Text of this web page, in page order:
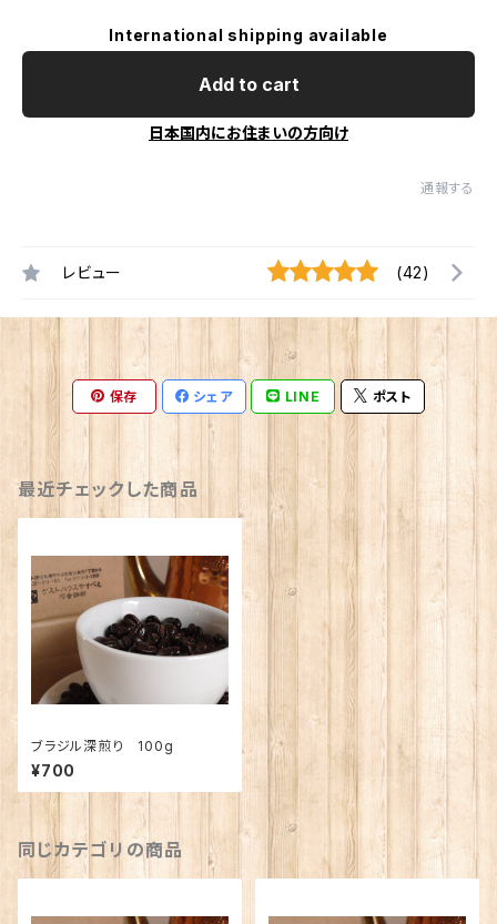
International shipping available
Add to cart
日本国内にお住まいの方向け
通報する
レビュー (42)
保存 シェア LINE ポスト
最近チェックした商品
ブラジル深煎り 100g
¥700
同じカテゴリの商品